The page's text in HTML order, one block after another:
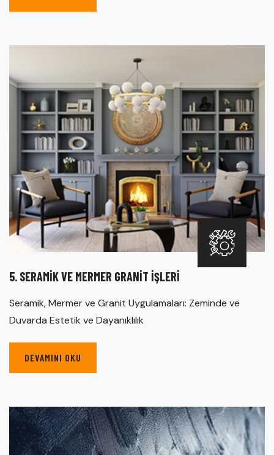
5. SERAMIK VE MERMER GRANIT İŞLERI
Seramik, Mermer ve Granit Uygulamaları: Zeminde ve
Duvarda Estetik ve Dayanıklılık
DEVAMINI OKU